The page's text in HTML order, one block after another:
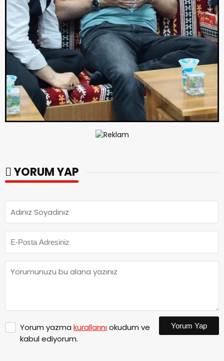
YORUM YAP
Yorum yazma kurallarınıokudum ve
kabul ediyorum.
Yorum Yap